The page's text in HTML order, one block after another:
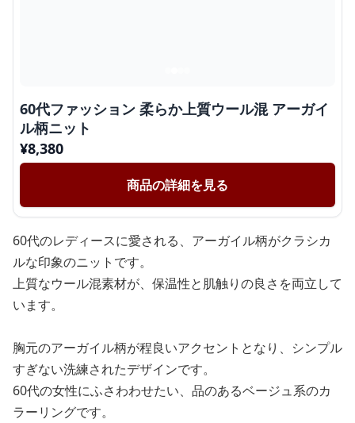
60代ファッション 柔らか上質ウール混 アーガイ
ル柄ニット
¥8,380
商品の詳細を見る
60代のレディースに愛される、アーガイル柄がクラシカ
ルな印象のニットです。
上質なウール混素材が、保温性と肌触りの良さを両立して
います。
胸元のアーガイル柄が程良いアクセントとなり、シンプル
すぎない洗練されたデザインです。
60代の女性にふさわわせたい、品のあるベージュ系のカ
ラーリングです。